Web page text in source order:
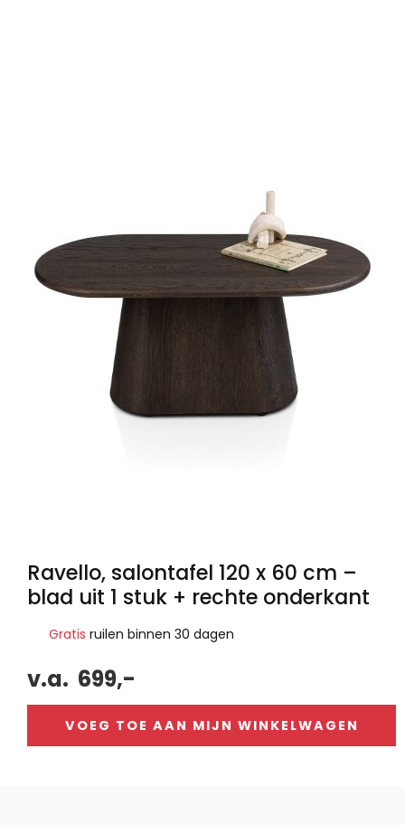
Ravello, salontafel 120 x 60 cm –
blad uit 1 stuk + rechte onderkant
Gratis ruilen binnen 30 dagen
v.a. 699,-
VOEG TOE AAN MIJN WINKELWAGEN